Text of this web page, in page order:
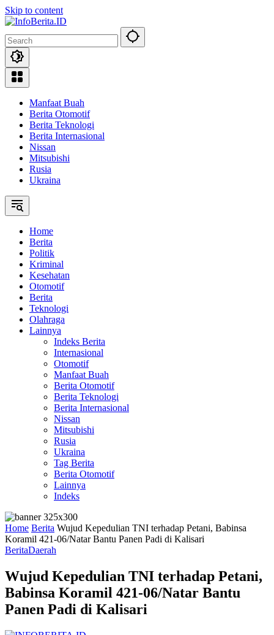
Skip to content
Manfaat Buah
Berita Otomotif
Berita Teknologi
Berita Internasional
Nissan
Mitsubishi
Rusia
Ukraina
Home
Berita
Politik
Kriminal
Kesehatan
Otomotif
Berita
Teknologi
Olahraga
Lainnya
Indeks Berita
Internasional
Otomotif
Manfaat Buah
Berita Otomotif
Berita Teknologi
Berita Internasional
Nissan
Mitsubishi
Rusia
Ukraina
Tag Berita
Berita Otomotif
Lainnya
Indeks
Home Berita Wujud Kepedulian TNI terhadap Petani, Babinsa
Koramil 421-06/Natar Bantu Panen Padi di Kalisari
BeritaDaerah
Wujud Kepedulian TNI terhadap Petani,
Babinsa Koramil 421-06/Natar Bantu
Panen Padi di Kalisari